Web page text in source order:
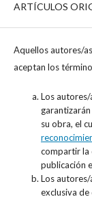
ARTÍCULOS
Aquellos autores/
aceptan los
Los
su obra, el
compartir la
publicación
Los
exclusiva